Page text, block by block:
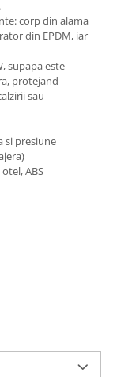
corp din alama
din EPDM, iar
supapa este
protejand
sau
si presiune
ABS